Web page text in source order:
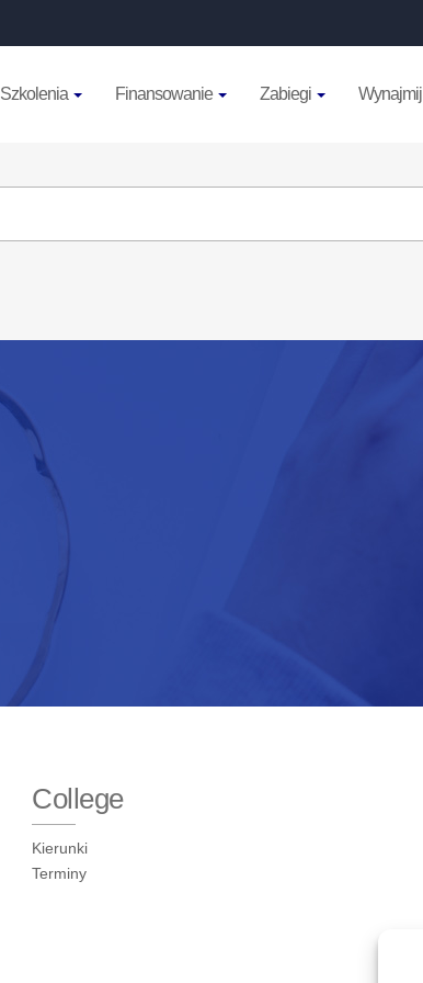
Szkolenia Finansowanie Zabiegi Wynajmij
College
Kierunki
Terminy